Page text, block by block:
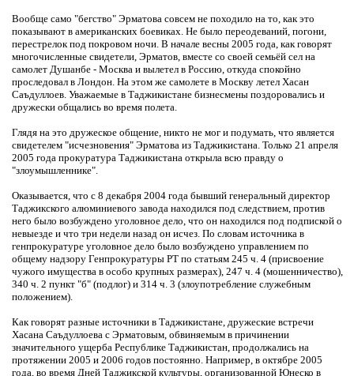
Вообще само "бегство" Эрматова совсем не походило на то, как это
показывают в американских боевиках. Не было переодеваний, погони,
перестрелок под покровом ночи. В начале весны 2005 года, как говорят
многочисленные свидетели, Эрматов, вместе со своей семьёй сел на
самолет Душанбе - Москва и вылетел в Россию, откуда спокойно
проследовал в Лондон. На этом же самолете в Москву летел Хасан
Саъдуллоев. Уважаемые в Таджикистане бизнесмены поздоровались и
дружески общались во время полета.
Глядя на это дружеское общение, никто не мог и подумать, что является
свидетелем "исчезновения" Эрматова из Таджикистана. Только 21 апреля
2005 года прокуратура Таджикистана открыла всю правду о
"злоумышленнике".
Оказывается, что с 8 декабря 2004 года бывший генеральный директор
Таджикского алюминиевого завода находился под следствием, против
него было возбуждено уголовное дело, что он находился под подпиской о
невыезде и что три недели назад он исчез. По словам источника в
генпрокуратуре уголовное дело было возбуждено управлением по
общему надзору Генпрокуратуры РТ по статьям 245 ч. 4 (присвоение
чужого имущества в особо крупных размерах), 247 ч. 4 (мошенничество),
340 ч. 2 пункт "б" (подлог) и 314 ч. 3 (злоупотребление служебным
положением).
Как говорят разные источники в Таджикистане, дружеские встречи
Хасана Саъдуллоева с Эрматовым, обвиняемым в причинении
значительного ущерба Республике Таджикистан, продолжались на
протяжении 2005 и 2006 годов постоянно. Например, в октябре 2005
года, во время Дней Таджикской культуры, организованной Юнеско в